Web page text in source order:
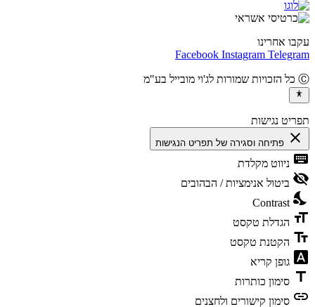
אחרינו
Facebook Instagram
נגישות
פתיחה וסגירה של תפריט הנגישות
ניווט מקלדת
ביטול אנימציות / הבהובים
Contrast
הגדלת טקסט
הקטנת טקסט
גופן קריא
סימון כותרות
סימון קישורים ולחצנים